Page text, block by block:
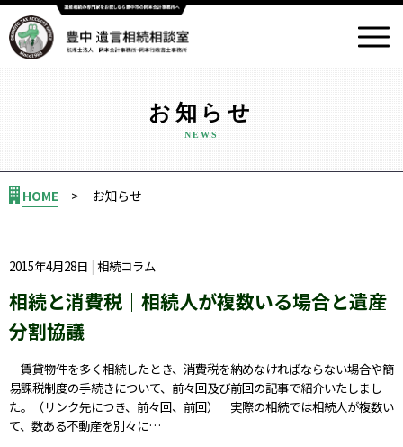
お知らせ
HOME お知らせ
2015年4月28日 相続コラム
相続と消費税｜相続人が複数いる場合と遺産
分割協議
賃貸物件を多く相続したとき、消費税を納めなければならない場合や簡
易課税制度の手続きについて、前々回及び前回の記事で紹介いたしまし
た。（リンク先につき、前々回、前回） 実際の相続では相続人が複数い
て、数ある不動産を別々に…